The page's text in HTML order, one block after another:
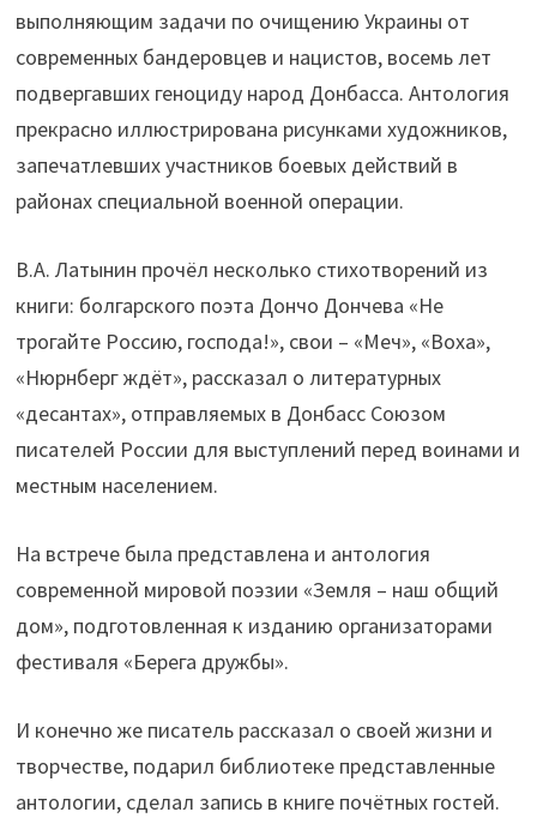
выполняющим задачи по очищению Украины от
современных бандеровцев и нацистов, восемь лет
подвергавших геноциду народ Донбасса. Антология
прекрасно иллюстрирована рисунками художников,
запечатлевших участников боевых действий в
районах специальной военной операции.
В.А. Латынин прочёл несколько стихотворений из
книги: болгарского поэта Дончо Дончева «Не
трогайте Россию, господа!», свои – «Меч», «Воха»,
«Нюрнберг ждёт», рассказал о литературных
«десантах», отправляемых в Донбасс Союзом
писателей России для выступлений перед воинами и
местным населением.
На встрече была представлена и антология
современной мировой поэзии «Земля – наш общий
дом», подготовленная к изданию организаторами
фестиваля «Берега дружбы».
И конечно же писатель рассказал о своей жизни и
творчестве, подарил библиотеке представленные
антологии, сделал запись в книге почётных гостей.